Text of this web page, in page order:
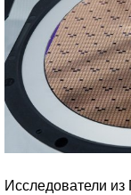
Исследователи из